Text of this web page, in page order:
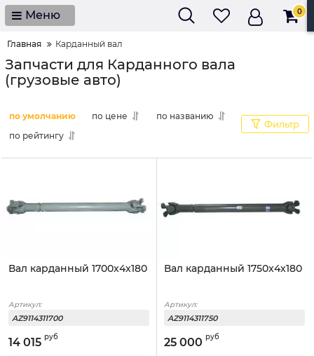
Меню 0
Главная Карданный вал
Запчасти для Карданного вала
(грузовые авто)
по умолчанию по цене
по названию
по рейтингу
Фильтр
Вал карданный 1700x4x180
Артикул:
AZ9114311700
14 015 руб
Вал карданный 1750x4x180
Артикул:
AZ9114311750
25 000 руб